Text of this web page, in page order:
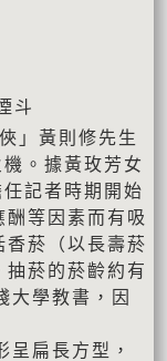
斗
」黃則修先生
。據黃玫芳女
記者時期開始
等因素而有吸
香菸（以長壽菸
菸的菸齡約有
大學教書，因
扁長方型，